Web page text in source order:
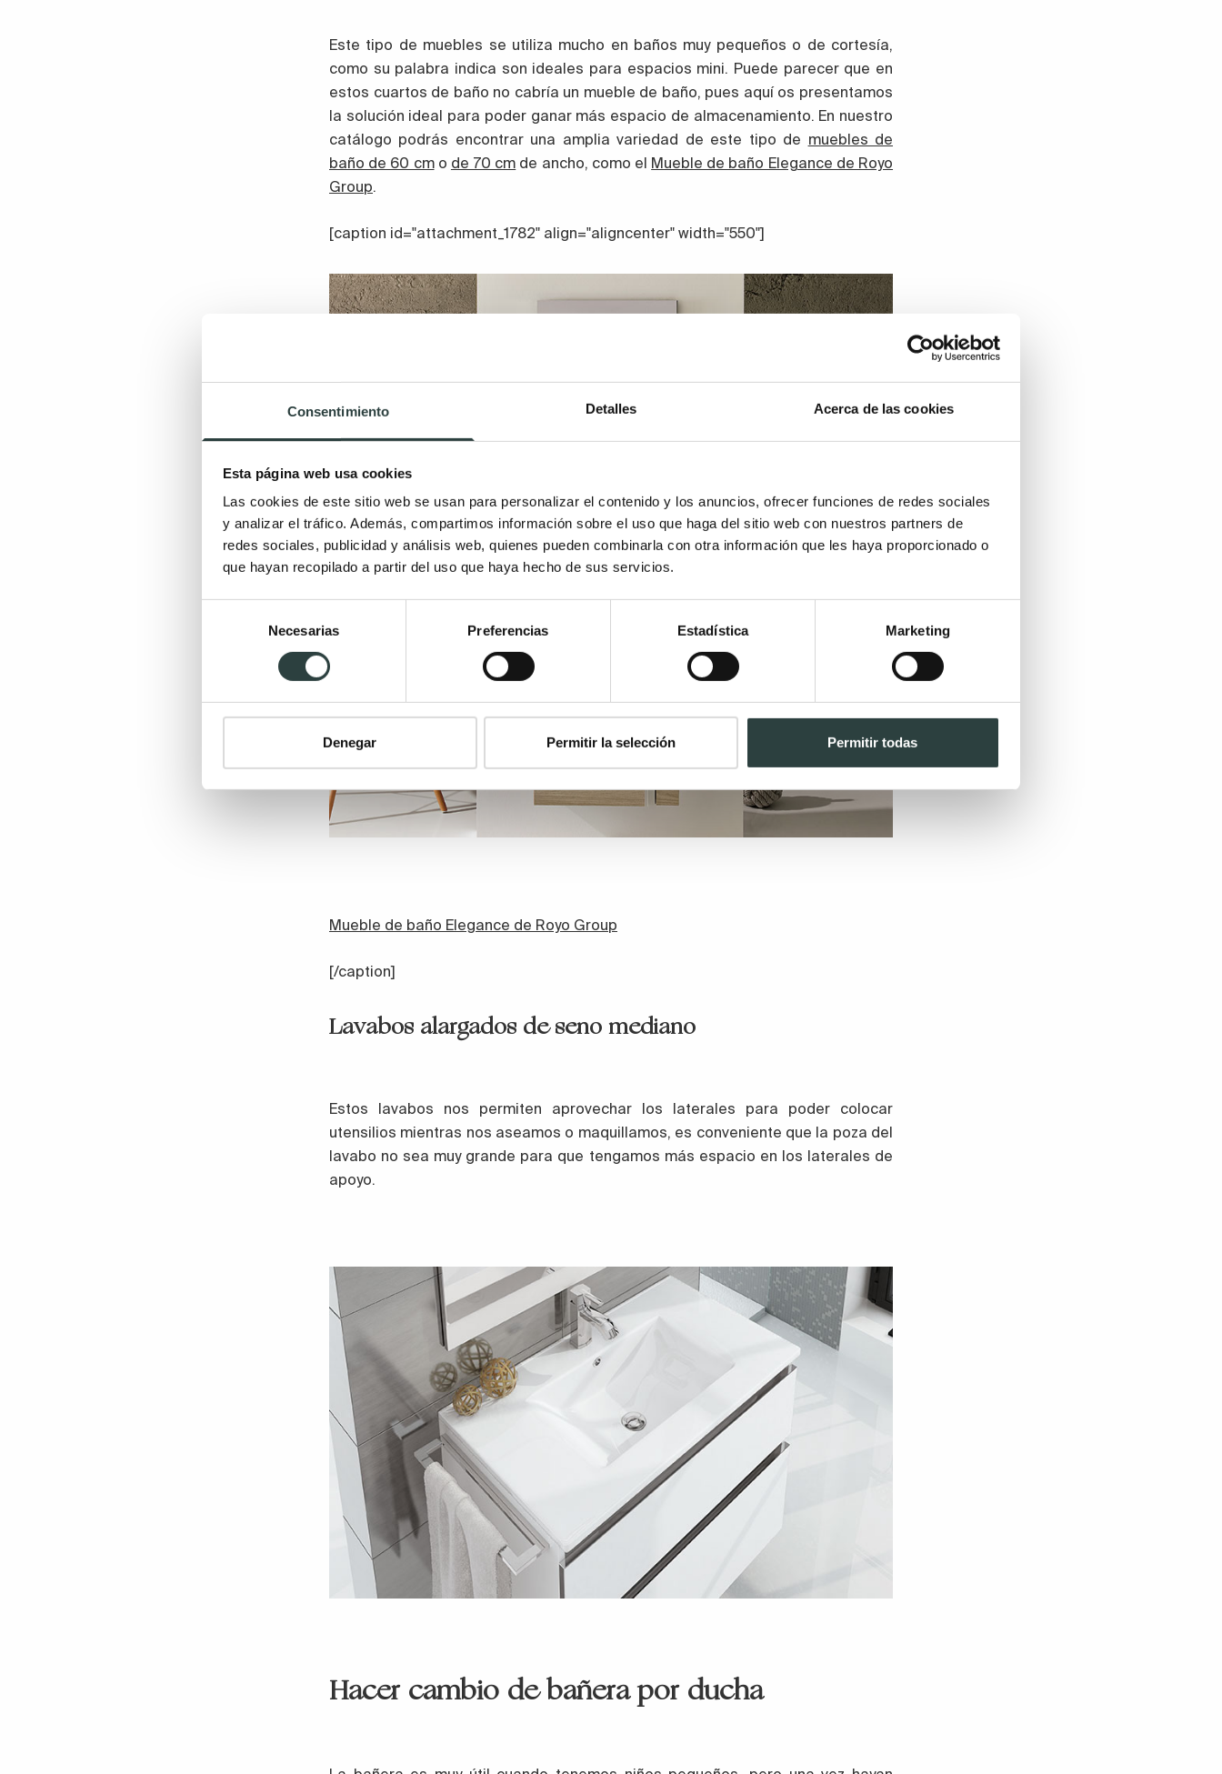
Consentimiento Detalles Acerca de las cookies
Esta página web usa cookies
Las cookies de este sitio web se usan para personalizar el contenido y los anuncios, ofrecer funciones de redes sociales
y analizar el tráfico. Además, compartimos información sobre el uso que haga del sitio web con nuestros partners de
redes sociales, publicidad y análisis web, quienes pueden combinarla con otra información que les haya proporcionado o
que hayan recopilado a partir del uso que haya hecho de sus servicios.
consentimiento
Necesarias Preferencias Estadística Marketing
Denegar Permitir la selección Permitir todas
Este tipo de muebles se utiliza mucho en baños muy pequeños o de cortesía,
como su palabra indica son ideales para espacios mini. Puede parecer que en
estos cuartos de baño no cabría un mueble de baño, pues aquí os presentamos
la solución ideal para poder ganar más espacio de almacenamiento. En nuestro
catálogo podrás encontrar una amplia variedad de este tipo de muebles de
baño de 60 cmo de 70 cm de ancho, como el
Mueble de baño Elegance de Royo
Group.
[caption id="attachment_1782" align="aligncenter" width="550"]
Mueble de baño Elegance de Royo Group
[/caption]
Lavabos alargados de seno mediano
Estos lavabos nos permiten aprovechar los laterales para poder colocar
utensilios mientras nos aseamos o maquillamos, es conveniente que la poza del
lavabo no sea muy grande para que tengamos más espacio en los laterales de
apoyo.
Hacer cambio de bañera por ducha